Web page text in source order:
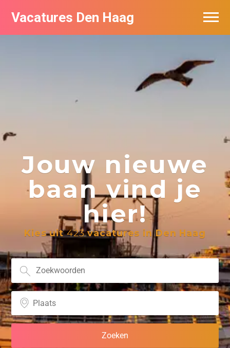
Vacatures Den Haag
Jouw nieuwe
baan vind je
hier!
Kies uit423vacatures in Den Haag
Vacatures per bedrijf in Den Haag